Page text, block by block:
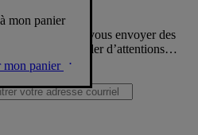
mon panier
mon panier
de la Maison, vous envoyer des
vous combler d’attentions…